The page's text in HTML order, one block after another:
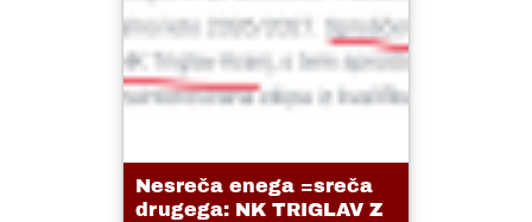
Nesreča enega =sreča
drugega: NK TRIGLAV Z